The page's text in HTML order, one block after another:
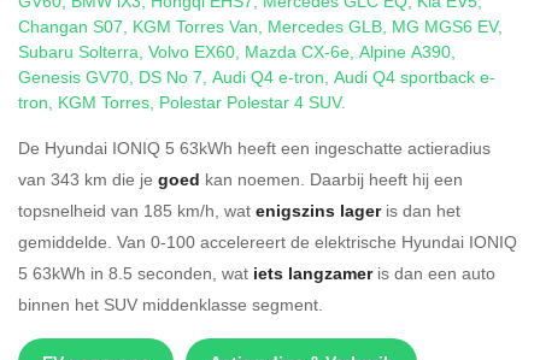
Changan S07, KGM Torres Van, Mercedes GLB, MG MGS6 EV,
Subaru Solterra, Volvo EX60, Mazda CX-6e, Alpine A390,
Genesis GV70, DS No 7, Audi Q4 e-tron, Audi Q4 sportback e-
tron, KGM Torres, Polestar Polestar 4 SUV.
De Hyundai IONIQ 5 63kWh heeft een ingeschatte actieradius
van 343 km die je goed kan noemen. Daarbij heeft hij een
topsnelheid van 185 km/h, wat enigszins lageris dan het
gemiddelde. Van 0-100 accelereert de elektrische Hyundai IONIQ
5 63kWh in 8.5 seconden, wat iets langzameris dan een auto
binnen het SUV middenklasse segment.